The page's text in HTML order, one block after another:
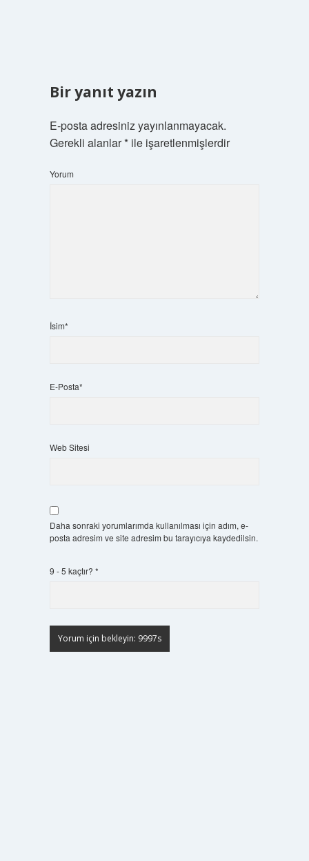
Bir yanıt yazın
E-posta adresiniz yayınlanmayacak.
Gerekli alanlar*ile işaretlenmişlerdir
Yorum
İsim*
E-Posta*
Web Sitesi
Daha sonraki yorumlarımda kullanılması için adım, e-
posta adresim ve site adresim bu tarayıcıya kaydedilsin.
9 - 5 kaçtır? *